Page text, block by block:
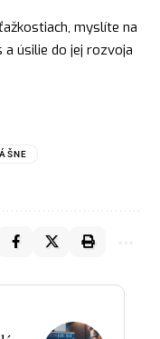
myslíte na
úsilie do jej rozvoja